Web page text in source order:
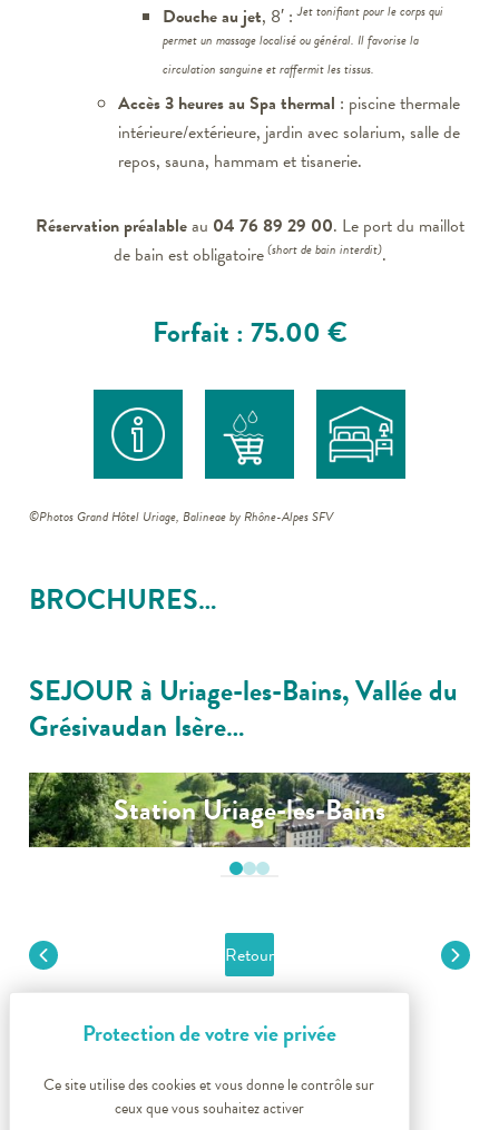
Douche au jet, 8′ :Jet tonifiant pour le corps qui
permet un massage localisé ou général. Il favorise la
circulation sanguine et raffermit les tissus.
Accès 3 heures au Spa thermal : piscine thermale
intérieure/extérieure, jardin avec solarium, salle de
repos, sauna, hammam et tisanerie.
Réservation préalableau 04 76 89 29 00. Le port du maillot
de bain est obligatoire(short de bain interdit).
Forfait : 75.00 €
©Photos Grand Hôtel Uriage, Balineae by Rhône-Alpes SFV
BROCHURES…
SEJOUR à Uriage-les-Bains, Vallée du
Grésivaudan Isère…
Station Uriage-les-Bains
Retour
Ce site utilise des cookies et vous donne le contrôle sur
ceux que vous souhaitez activer